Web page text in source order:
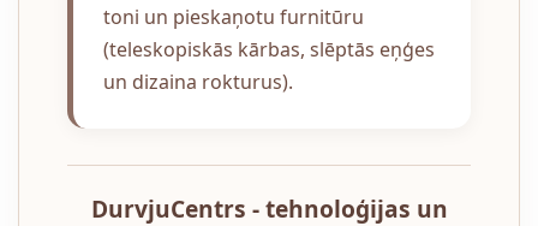
toni un pieskaņotu furnitūru
(teleskopiskās kārbas, slēptās eņģes
un dizaina rokturus).
DurvjuCentrs - tehnoloģijas un